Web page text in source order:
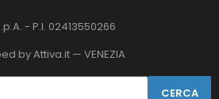
- P.I. 02413550266
by Attiva.it — VENEZIA